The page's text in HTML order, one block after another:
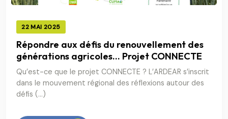
22 MAI 2025
Répondre aux défis du renouvellement des
générations agricoles... Projet CONNECTE
Qu’est-ce que le projet CONNECTE ? L’ARDEAR s’inscrit
dans le mouvement régional des réflexions autour des
défis (…)